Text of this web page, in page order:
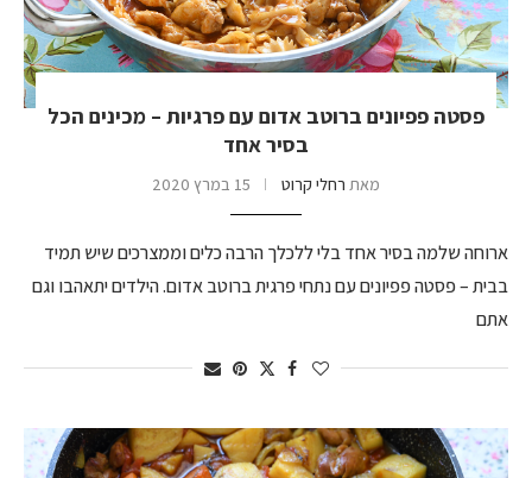
פסטה פפיונים ברוטב אדום עם פרגיות – מכינים הכל
בסיר אחד
מאת רחלי קרוט 15 במרץ 2020
ארוחה שלמה בסיר אחד בלי ללכלך הרבה כלים וממצרכים שיש תמיד
בבית – פסטה פפיונים עם נתחי פרגית ברוטב אדום. הילדים יתאהבו וגם
אתם